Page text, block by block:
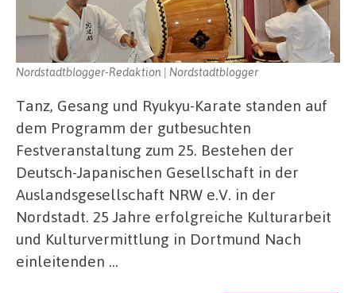
Nordstadtblogger-Redaktion | Nordstadtblogger
Tanz, Gesang und Ryukyu-Karate standen auf
dem Programm der gutbesuchten
Festveranstaltung zum 25. Bestehen der
Deutsch-Japanischen Gesellschaft in der
Auslandsgesellschaft NRW e.V. in der
Nordstadt. 25 Jahre erfolgreiche Kulturarbeit
und Kulturvermittlung in Dortmund Nach
einleitenden …